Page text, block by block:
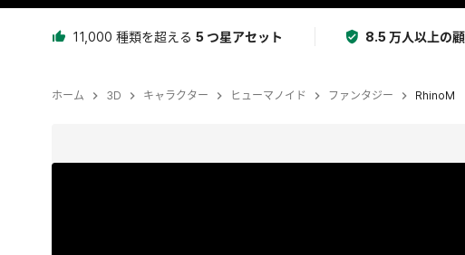
11,000 種類を超える 5 つ星アセット 8.5 万人以上の
ホーム 3D キャラクター ヒューマノイド ファンタジー RhinoM